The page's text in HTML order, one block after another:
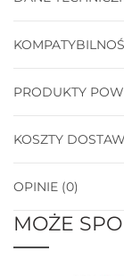
PRODUKTY
KOSZTY
OPINIE (0)
MOŻE